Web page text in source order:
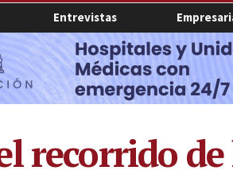
Entrevistas
recorrido